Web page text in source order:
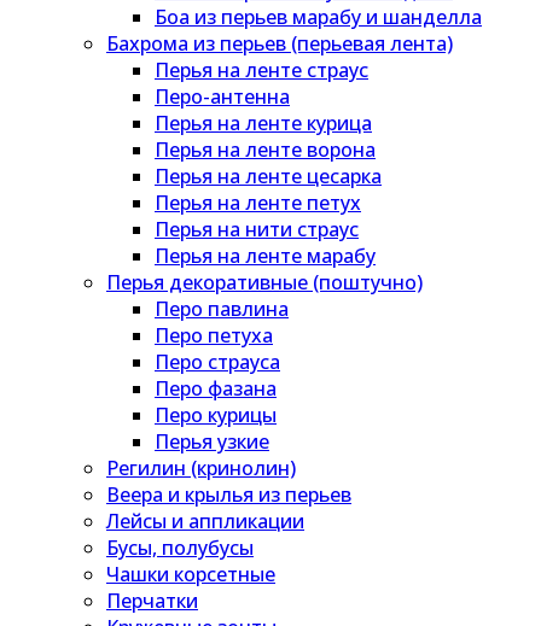
Боа из перьев марабу и шанделла
Бахрома из перьев (перьевая лента)
Перья на ленте страус
Перо-антенна
Перья на ленте курица
Перья на ленте ворона
Перья на ленте цесарка
Перья на ленте петух
Перья на нити страус
Перья на ленте марабу
Перья декоративные (поштучно)
Перо павлина
Перо петуха
Перо страуса
Перо фазана
Перо курицы
Перья узкие
Регилин (кринолин)
Веера и крылья из перьев
Лейсы и аппликации
Бусы, полубусы
Чашки корсетные
Перчатки